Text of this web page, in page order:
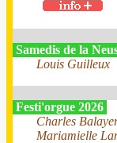
Samedis de la
Louis Guilleux
Festi'orgue 2026
Charles
Mariamielle